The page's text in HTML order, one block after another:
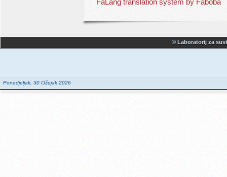
FaLang translation system by Faboba
© Laboratorij za
Ponedjeljak, 30 Ožujak 2026